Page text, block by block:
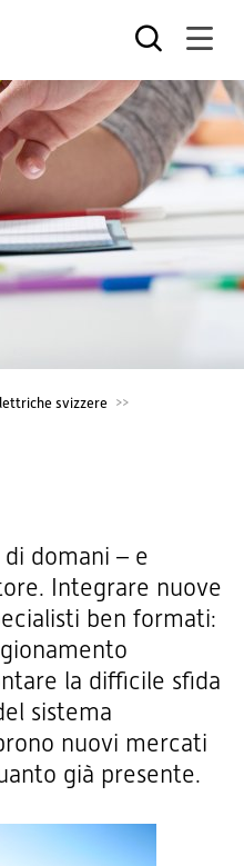
svizzere
domani – e
Integrare nuove
ben formati:
la difficile sfida
sistema
nuovi mercati
già presente.